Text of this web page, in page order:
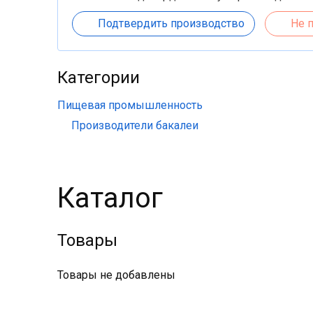
Подтвердить производство Не
Категории
Пищевая промышленность
Производители бакалеи
Каталог
Товары
Товары не добавлены